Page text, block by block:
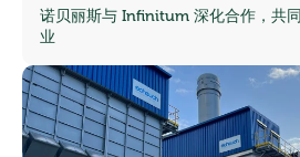
诺贝丽斯与 Infinitum 深化合作，共
业